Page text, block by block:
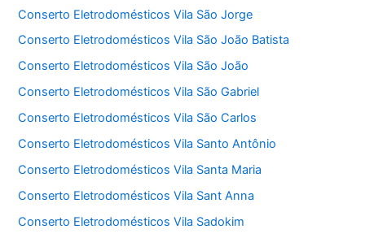
Conserto Eletrodomésticos Vila São Jorge
Conserto Eletrodomésticos Vila São João Batista
Conserto Eletrodomésticos Vila São João
Conserto Eletrodomésticos Vila São Gabriel
Conserto Eletrodomésticos Vila São Carlos
Conserto Eletrodomésticos Vila Santo Antônio
Conserto Eletrodomésticos Vila Santa Maria
Conserto Eletrodomésticos Vila Sant Anna
Conserto Eletrodomésticos Vila Sadokim